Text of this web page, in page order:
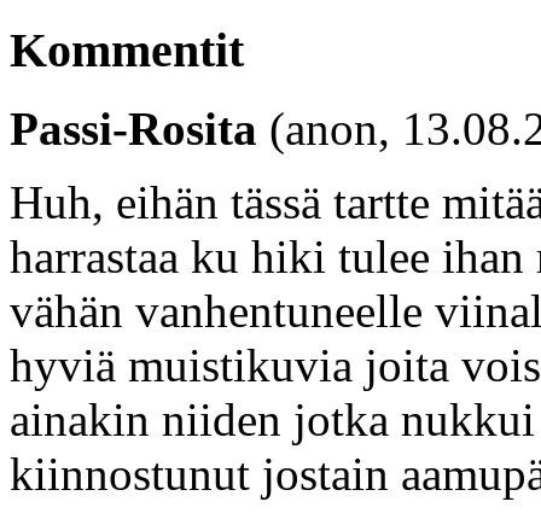
Kommentit
Passi-Rosita (anon,
Huh, eihän tässä tartte
harrastaa ku hiki tulee ihan
vähän vanhentuneelle
hyviä muistikuvia joita
ainakin niiden jotka
kiinnostunut jostain